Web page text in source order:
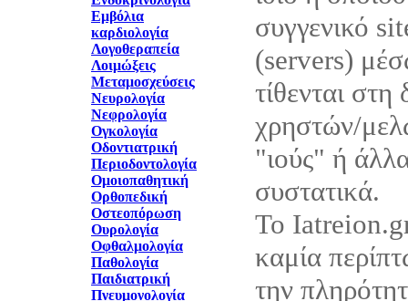
Εμβόλια
καρδιολογία
Λογοθεραπεία
Λοιμώξεις
Μεταμοσχεύσεις
Νευρολογία
Νεφρολογία
Ογκολογία
Οδοντιατρική
Περιοδοντολογία
Ομοιοπαθητική
Ορθοπεδική
Οστεοπόρωση
Ουρολογία
Οφθαλμολογία
Παθολογία
Παιδιατρική
Πνευμονολογία
συγγενικό
(servers)
τίθενται
χρηστών/
"ιούς" ή
συστατικά.
Το
καμία
την